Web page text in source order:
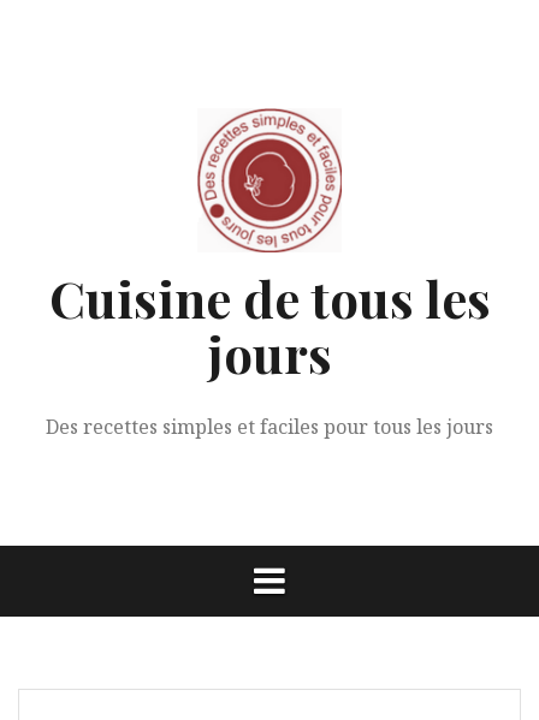
Cuisine de tous les
jours
Des recettes simples et faciles pour tous les jours